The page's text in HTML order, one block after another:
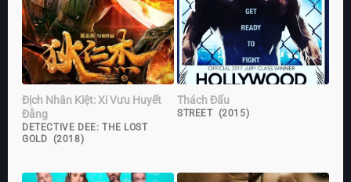
Địch Nhân Kiệt: Xi Vưu Huyết
Đằng
DETECTIVE DEE: THE LOST
GOLD (2018)
Thách Đấu
STREET (2015)